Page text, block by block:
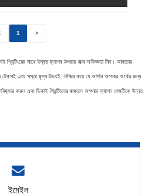
1 >
প্রিন্টিংয়ের সাথে উন্নত ফ্যাশন উপহার বাক্স অভিজ্ঞতা নিন। আমাদের
টেকসই এবং সস্তা মূল্য উভয়ই, নিশ্চিত করে যে আপনি আপনার অর্থের জন্য
করুন এবং ডিকাই প্রিন্টিংয়ের মাধ্যমে আপনার ফ্যাশন গেমটিকে উন্নত
ইমেইল